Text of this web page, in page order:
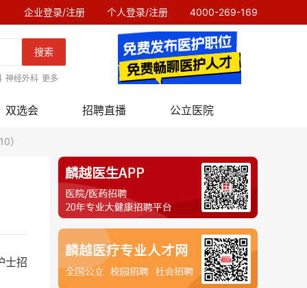
企业登录/注册 个人登录/注册 4000-269-169
搜索
神经外科 更多
双选会 招聘直播 公立医院
）
士招